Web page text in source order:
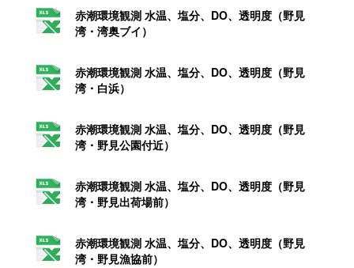
赤潮環境観測 水温、塩分、DO、透明度（野見
湾・湾奥ブイ）
赤潮環境観測 水温、塩分、DO、透明度（野見
湾・白浜）
赤潮環境観測 水温、塩分、DO、透明度（野見
湾・野見公園付近）
赤潮環境観測 水温、塩分、DO、透明度（野見
湾・野見出荷場前）
赤潮環境観測 水温、塩分、DO、透明度（野見
湾・野見漁協前）